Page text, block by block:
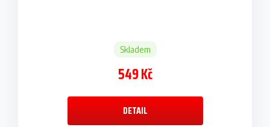
Skladem
549 Kč
DETAIL